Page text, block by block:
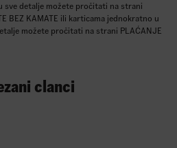
sve detalje možete pročitati na strani
BEZ KAMATE ili karticama jednokratno u
možete pročitati na strani PLAĆANJE
clanci